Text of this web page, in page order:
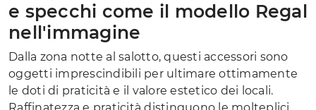
e specchi come il modello Regal
nell'immagine
Dalla zona notte al salotto, questi accessori sono
oggetti imprescindibili per ultimare ottimamente
le doti di praticità e il valore estetico dei locali.
Raffinatezza e praticità distinguono le molteplici